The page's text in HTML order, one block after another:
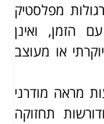
מפלסטיק
הזמן, ואינן
או מעוצב
מראה מודרני
תחזוקה